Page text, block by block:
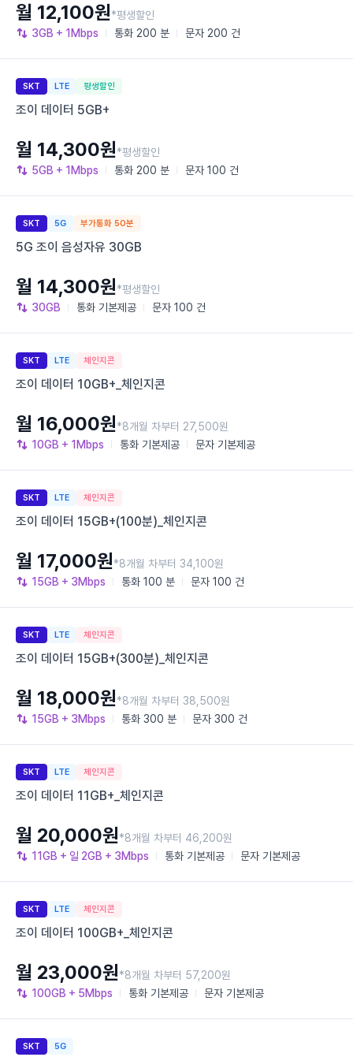
3GB + 1Mbps 통화 200 분 문자 200 건
월 12,100원*평생할인
SKT LTE 평생할인
조이 데이터 5GB+
5GB + 1Mbps 통화 200 분 문자 100 건
월 14,300원*평생할인
SKT 5G 부가통화 50분
5G 조이 음성자유 30GB
30GB 통화 기본제공 문자 100 건
월 14,300원*평생할인
SKT LTE 체인지콘
조이 데이터 10GB+_체인지콘
10GB + 1Mbps 통화 기본제공 문자 기본제공
월 16,000원*8개월 차부터 27,500원
SKT LTE 체인지콘
조이 데이터 15GB+(100분)_체인지콘
15GB + 3Mbps 통화 100 분 문자 100 건
월 17,000원*8개월 차부터 34,100원
SKT LTE 체인지콘
조이 데이터 15GB+(300분)_체인지콘
15GB + 3Mbps 통화 300 분 문자 300 건
월 18,000원*8개월 차부터 38,500원
SKT LTE 체인지콘
조이 데이터 11GB+_체인지콘
11GB + 일 2GB + 3Mbps 통화 기본제공 문자 기본제공
월 20,000원*8개월 차부터 46,200원
SKT LTE 체인지콘
조이 데이터 100GB+_체인지콘
100GB + 5Mbps 통화 기본제공 문자 기본제공
월 23,000원*8개월 차부터 57,200원
SKT 5G